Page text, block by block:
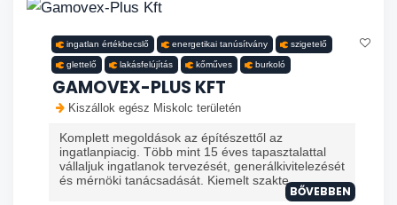
ingatlan értékbecslő energetikai tanúsítvány szigetelő
glettelő lakásfelújítás kőműves burkoló
GAMOVEX-PLUS KFT
Kiszállok egész Miskolc területén
Komplett megoldások az építészettől az
ingatlanpiacig. Több mint 15 éves tapasztalattal
vállaljuk ingatlanok tervezését, generálkivitelezését
és mérnöki tanácsadását. Kiemelt szakte...
BŐVEBBEN